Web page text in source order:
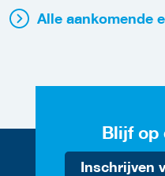
Alle aankomende
Blijf op
Inschrijven